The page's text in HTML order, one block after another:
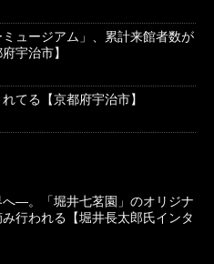
ュージアム」、累計来館者数が
宇治市】
てる【京都府宇治市】
―。「堀井七茗園」のオリジナ
行われる【堀井長太郎氏インタ